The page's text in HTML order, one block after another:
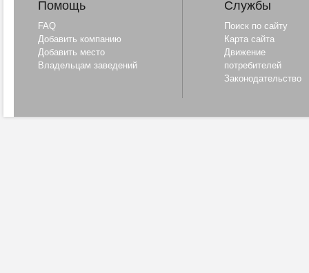
Помощь
FAQ
Добавить компанию
Добавить место
Владельцам заведений
Службы
Поиск по сайту
Карта сайта
Движение
потребителей
Законодательство